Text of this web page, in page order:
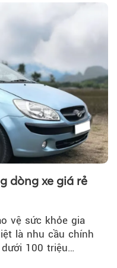
dòng xe giá rẻ
vệ sức khỏe gia
là nhu cầu chính
100 triệu